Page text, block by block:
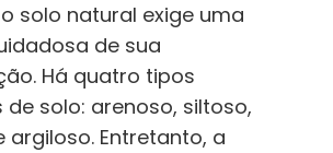
solo natural exige uma
de sua
Há quatro tipos
de solo: arenoso, siltoso,
argiloso. Entretanto, a